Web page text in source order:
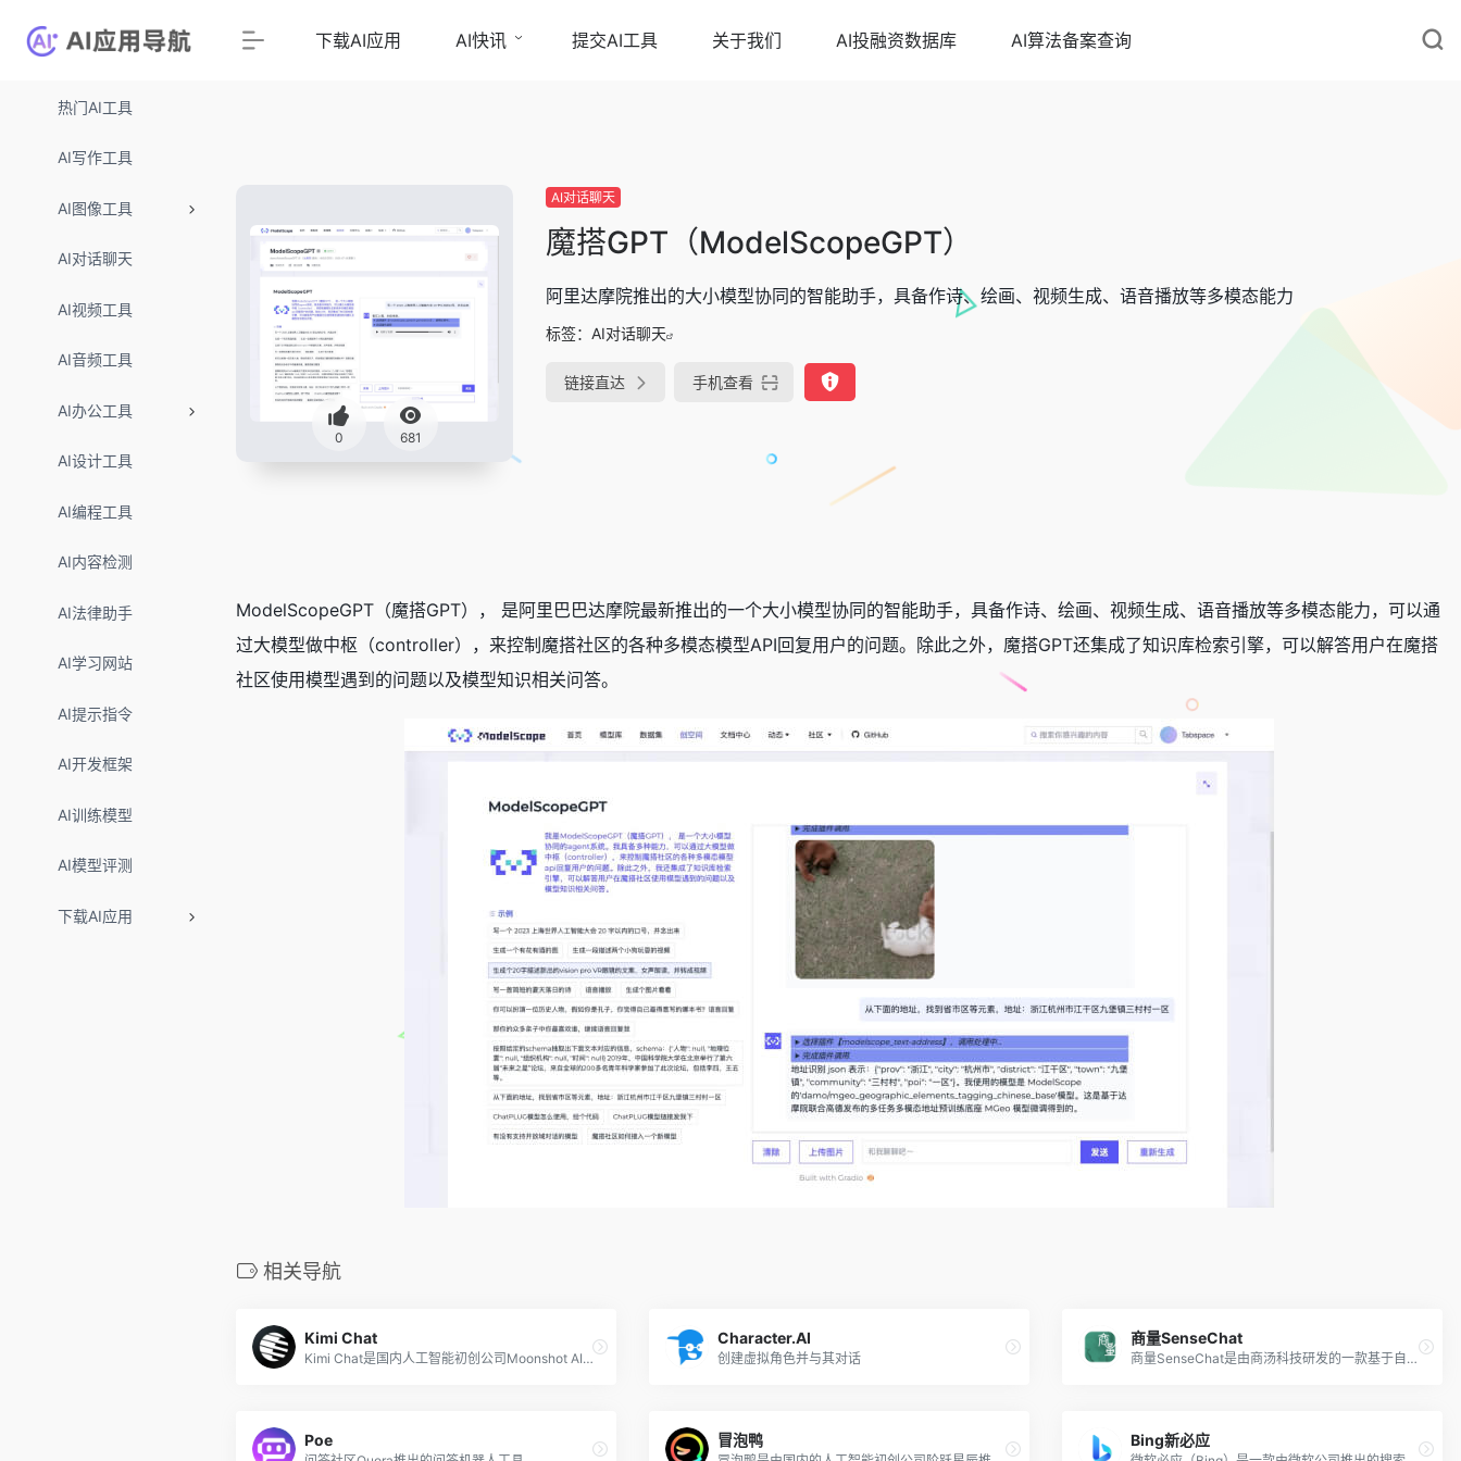
热门AI工具
AI写作工具
AI图像工具
AI对话聊天
AI视频工具
AI音频工具
AI办公工具
AI设计工具
AI编程工具
AI内容检测
AI法律助手
AI学习网站
AI提示指令
AI开发框架
AI训练模型
AI模型评测
下载AI应用
下载AI应用 AI快讯 提交AI工具 关于我们 AI投融资数据库 AI算法备案查询
0 681
AI对话聊天
魔搭GPT（ModelScopeGPT）
阿里达摩院推出的大小模型协同的智能助手，具备作诗、绘画、视频生成、语音播放等多模态能力
标签： AI对话聊天
链接直达 手机查看
ModelScopeGPT（魔搭GPT）， 是阿里巴巴达摩院最新推出的一个大小模型协同的智能助手，具备作诗、绘画、视频生成、语音播放等多模态能力，可以通
过大模型做中枢（controller），来控制魔搭社区的各种多模态模型API回复用户的问题。除此之外，魔搭GPT还集成了知识库检索引擎，可以解答用户在魔搭
社区使用模型遇到的问题以及模型知识相关问答。
相关导航
Kimi Chat
Kimi Chat是国内人工智能初创公司Moonshot AI（月之暗面）推出的智能对话助手，支持输入长达20万汉字的上下文。Kimi Chat擅长中文和英文的对话，可以帮助用户解决各类生活和工作中的问题、提供实用的信息和参考建议。
Character.AI
创建虚拟角色并与其对话
商量SenseChat
商量SenseChat是由商汤科技研发的一款基于自然语言处理技术的人工智能大语言模型，具备超凡的语言理解、生成能力，将科技与人文相互交融。
Poe 冒泡鸭 Bing新必应